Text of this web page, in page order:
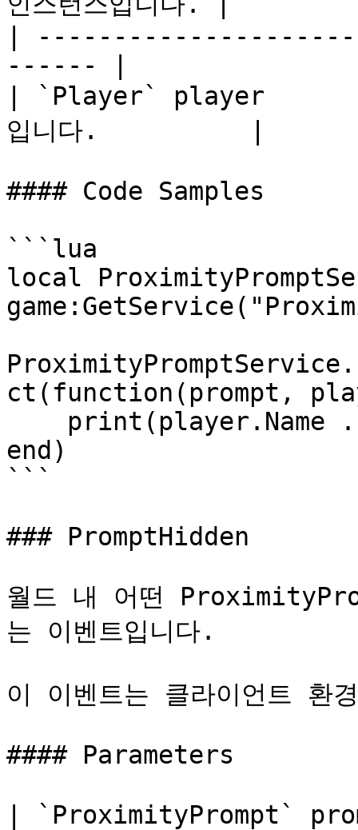
|
------ |
| `Player` player
입니다.          |
#### Code Samples
```lua
local
ct(function(prompt,
end)
```
### PromptHidden
월드 내 어떤
는 이벤트입니다.
이 이벤트는 클라이언트 환
#### Parameters
| `ProximityPrompt`